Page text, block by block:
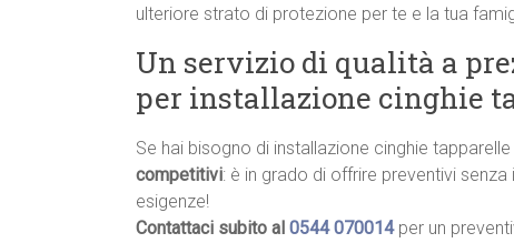
ulteriore strato di protezione per te e la tua
Un servizio di qualità a
per installazione cinghie
Se hai bisogno di installazione cinghie
competitivi: è in grado di offrire preventivi
esigenze!
Contattaci subito al 0544 070014 per un